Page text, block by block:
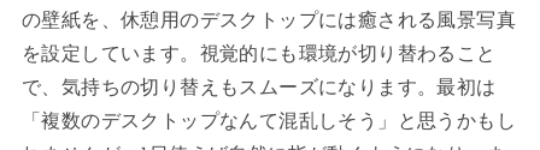
の壁紙を、休憩用のデスクトップには癒される風景写真
を設定しています。視覚的にも環境が切り替わること
で、気持ちの切り替えもスムーズになります。最初は
「複数のデスクトップなんて混乱しそう」と思うかもし